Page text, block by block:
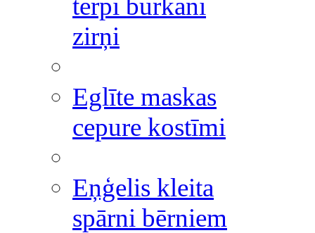
tērpi burkāni
zirņi
Eglīte maskas
cepure kostīmi
Eņģelis kleita
spārni bērniem